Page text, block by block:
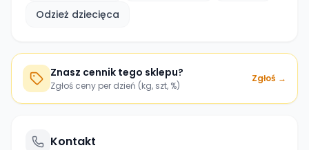
Odzież dziecięca
Znasz cennik tego sklepu?
Zgłoś ceny per dzień (kg, szt, %)
Zgłoś →
Kontakt